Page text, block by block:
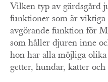
Vilken typ av gärdsgård
funktioner som är
avgörande funktion för
som håller djuren inne
hon har alla möjliga
getter, hundar, katter och